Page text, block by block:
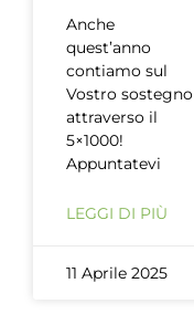
Anche
quest’anno
contiamo sul
Vostro sostegno
attraverso il
5×1000!
Appuntatevi
LEGGI DI PIÙ
11 Aprile 2025